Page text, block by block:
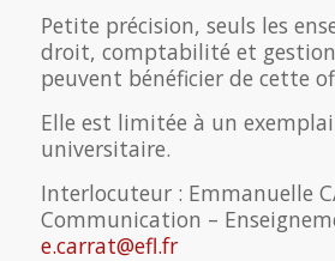
Petite précision, seuls les
droit, comptabilité et
peuvent bénéficier de cette
Elle est limitée à un
universitaire.
Interlocuteur : Emmanuelle
Communication –
e.carrat@efl.fr